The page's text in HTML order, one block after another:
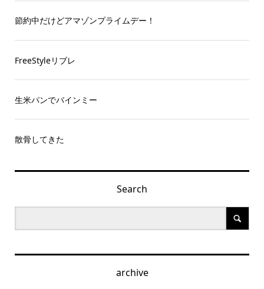
節約中だけどアマゾンプライムデー！
FreeStyleリブレ
生米パンでバインミー
散骨してきた
Search
archive